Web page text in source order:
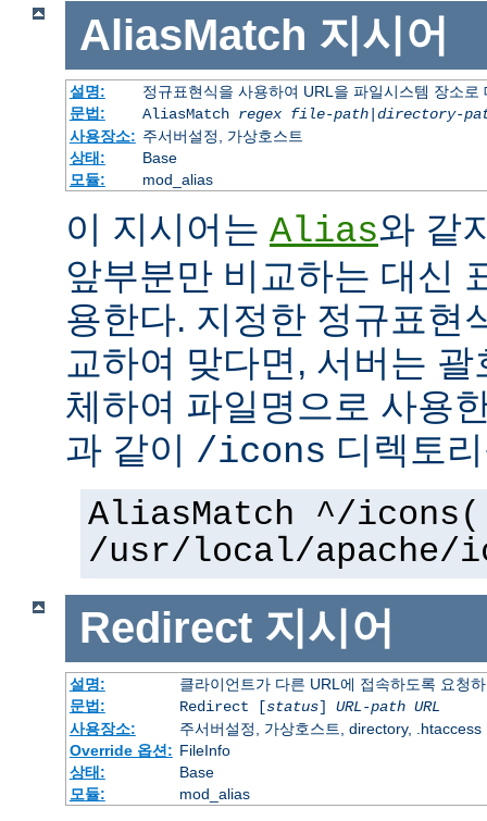
AliasMatch 지시어
설명:
정규표현식을 사용하여 URL을 파일시스템 장소로
문법:
AliasMatch regex file-path| directory-
사용장소: 주서버설정, 가상호스트
상태:
Base
모듈:
mod_alias
이 지시어는 Alias와 같
앞부분만 비교하는 대신
용한다. 지정한 정규표현
교하여 맞다면, 서버는
체하여 파일명으로 사용
과 같이 /icons 디렉토
AliasMatch ^/
/usr/local/apache/
Redirect 지시어
설명:
클라이언트가 다른 URL에 접속하도록 요청
문법:
Redirect [status] URL-path URL
사용장소:
주서버설정, 가상호스트, directory, .htaccess
Override 옵션: FileInfo
상태:
Base
모듈:
mod_alias